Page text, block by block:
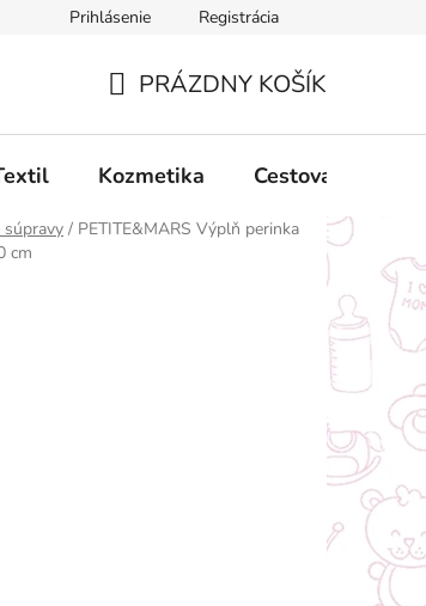
Obchodné podmienky Podmienky ochrany
Prihlásenie Registrácia
KOŠÍK
PRÁZDNY KOŠÍK
Kozmetika Cestovanie
súpravy / PETITE&MARS Výplň perinka
cm